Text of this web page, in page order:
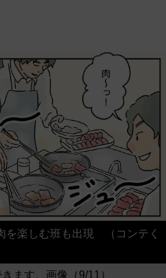
を楽しむ班も出現 （コンテく
ます。画像（9/11）